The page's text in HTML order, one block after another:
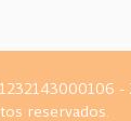
-
reservados.